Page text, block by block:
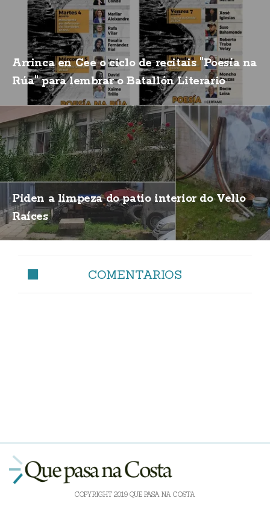
Arrinca en Cee o ciclo de recitais "Poesía na
Rúa" para lembrar o Batallón Literario
Piden a limpeza do patio interior do Vello
Raíces
COMENTARIOS
COPYRIGHT 2019 QUE PASA NA COSTA